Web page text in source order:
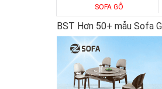
SOFA GỖ
BST Hơn 50+ mẫu Sofa